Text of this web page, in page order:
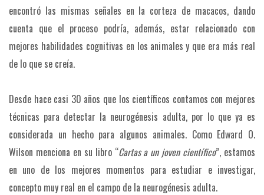
encontró las mismas señales en la corteza de macacos, dando
cuenta que el proceso podría, además, estar relacionado con
mejores habilidades cognitivas en los animales y que era más real
de lo que se creía.
Desde hace casi 30 años que los científicos contamos con mejores
técnicas para detectar la neurogénesis adulta, por lo que ya es
considerada un hecho para algunos animales. Como Edward O.
Wilson menciona en su libro “Cartas a un joven científico”, estamos
en uno de los mejores momentos para estudiar e investigar,
concepto muy real en el campo de la neurogénesis adulta.